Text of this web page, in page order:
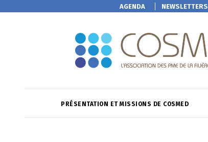
AGENDA NEWSLETTERS
PRÉSENTATION ET MISSIONS DE COSMED